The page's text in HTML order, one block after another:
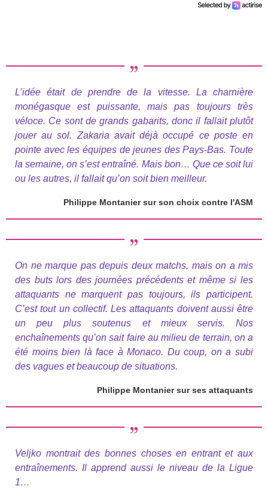
L’idée était de prendre de la vitesse. La charnière
monégasque est puissante, mais pas toujours très
véloce. Ce sont de grands gabarits, donc il fallait plutôt
jouer au sol. Zakaria avait déjà occupé ce poste en
pointe avec les équipes de jeunes des Pays-Bas. Toute
la semaine, on s’est entraîné. Mais bon… Que ce soit lui
ou les autres, il fallait qu’on soit bien meilleur.
Philippe Montanier sur son choix contre l'ASM
On ne marque pas depuis deux matchs, mais on a mis
des buts lors des journées précédents et même si les
attaquants ne marquent pas toujours, ils participent.
C’est tout un collectif. Les attaquants doivent aussi être
un peu plus soutenus et mieux servis. Nos
enchaînements qu’on sait faire au milieu de terrain, on a
été moins bien là face à Monaco. Du coup, on a subi
des vagues et beaucoup de situations.
Philippe Montanier sur ses attaquants
Veljko montrait des bonnes choses en entrant et aux
entraînements. Il apprend aussi le niveau de la Ligue
1…